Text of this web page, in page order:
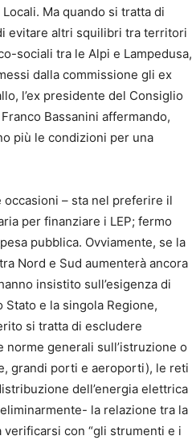
Ma quando si tratta di
evitare altri squilibri tra territori
sociali tra le Alpi e Lampedusa,
dalla commissione gli ex
l’ex presidente del Consiglio
Bassanini affermando,
più le condizioni per una
occasioni – sta nel preferire il
per finanziare i LEP; fermo
pubblica. Ovviamente, se la
Nord e Sud aumenterà ancora
insistito sull’esigenza di
e la singola Regione,
si tratta di escludere
norme generali sull’istruzione o
grandi porti e aeroporti), le reti
dell’energia elettrica
la relazione tra la
con “gli strumenti e i